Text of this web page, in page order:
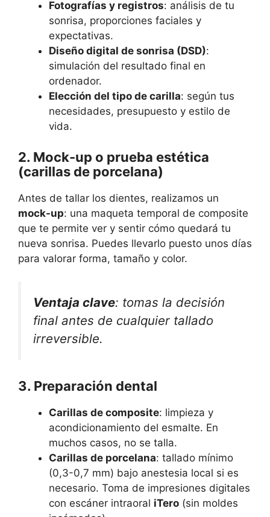
Fotografías y registros: análisis de tu
sonrisa, proporciones faciales y
expectativas.
Diseño digital de sonrisa (DSD):
simulación del resultado final en
ordenador.
Elección del tipo de carilla: según tus
necesidades, presupuesto y estilo de
vida.
2. Mock-up o prueba estética
(carillas de porcelana)
Antes de tallar los dientes, realizamos un
mock-up: una maqueta temporal de composite
que te permite ver y sentir cómo quedará tu
nueva sonrisa. Puedes llevarlo puesto unos días
para valorar forma, tamaño y color.
Ventaja clave: tomas la decisión
final antes de cualquier tallado
irreversible.
3. Preparación dental
Carillas de composite: limpieza y
acondicionamiento del esmalte. En
muchos casos, no se talla.
Carillas de porcelana: tallado mínimo
(0,3-0,7 mm) bajo anestesia local si es
necesario. Toma de impresiones digitales
con escáner intraoral iTero (sin moldes